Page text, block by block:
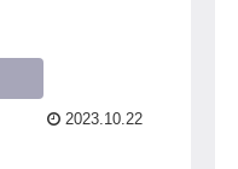
2023.10.22